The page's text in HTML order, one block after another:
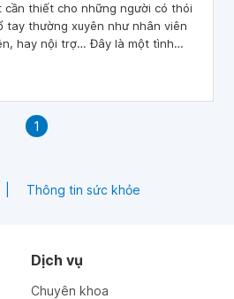
thiết cho những người có thói
tay thường xuyên như nhân viên
hay nội trợ… Đây là một tình
gây ảnh hưởng nghiêm trọng đến
1
Thông tin sức khỏe
Dịch vụ
Chuyên khoa